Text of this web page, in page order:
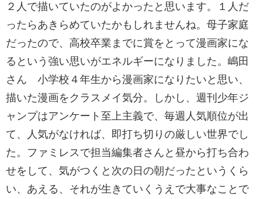
２人で描いていたのがよかったと思います。１人だ
ったらあきらめていたかもしれませんね。母子家庭
だったので、高校卒業までに賞をとって漫画家にな
るという強い思いがエネルギーになりました。嶋田
さん 小学校４年生から漫画家になりたいと思い、
描いた漫画をクラスメイ気分。しかし、週刊少年ジ
ャンプはアンケート至上主義で、毎週人気順位が出
て、人気がなければ、即打ち切りの厳しい世界でし
た。ファミレスで担当編集者さんと昼から打ち合わ
せをして、気がつくと次の日の朝だったというくら
い、あえる、それが生きていくうえで大事なことで